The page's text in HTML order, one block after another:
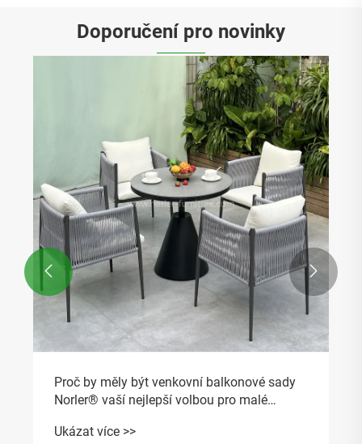
Doporučení pro novinky
Proč by měly být venkovní balkonové sady
Norler® vaší nejlepší volbou pro malé
Ukázat více >>
 